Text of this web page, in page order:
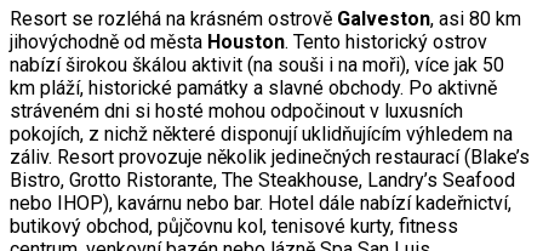
Resort se rozléhá na krásném ostrově Galveston, asi 80 km
jihovýchodně od města Houston. Tento historický ostrov
nabízí širokou škálou aktivit (na souši i na moři), více jak 50
km pláží, historické památky a slavné obchody. Po aktivně
stráveném dni si hosté mohou odpočinout v luxusních
pokojích, z nichž některé disponují uklidňujícím výhledem na
záliv. Resort provozuje několik jedinečných restaurací (Blake’s
Bistro, Grotto Ristorante, The Steakhouse, Landry’s Seafood
nebo IHOP), kavárnu nebo bar. Hotel dále nabízí kadeřnictví,
butikový obchod, půjčovnu kol, tenisové kurty, fitness